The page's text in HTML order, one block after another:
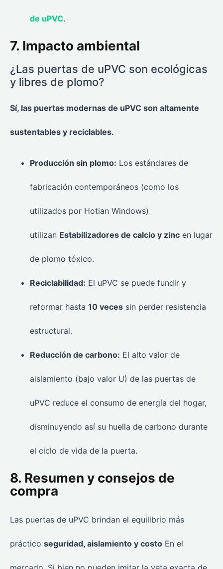
de uPVC.
7. Impacto ambiental
¿Las puertas de uPVC son ecológicas
y libres de plomo?
Sí, las puertas modernas de uPVC son altamente
sustentables y reciclables.
Producción sin plomo: Los estándares de
fabricación contemporáneos (como los
utilizados por Hotian Windows)
utilizan Estabilizadores de calcio y zinc en lugar
de plomo tóxico.
Reciclabilidad: El uPVC se puede fundir y
reformar hasta 10 veces sin perder resistencia
estructural.
Reducción de carbono: El alto valor de
aislamiento (bajo valor U) de las puertas de
uPVC reduce el consumo de energía del hogar,
disminuyendo así su huella de carbono durante
el ciclo de vida de la puerta.
8. Resumen y consejos de
compra
Las puertas de uPVC brindan el equilibrio más
práctico seguridad, aislamiento y costo En el